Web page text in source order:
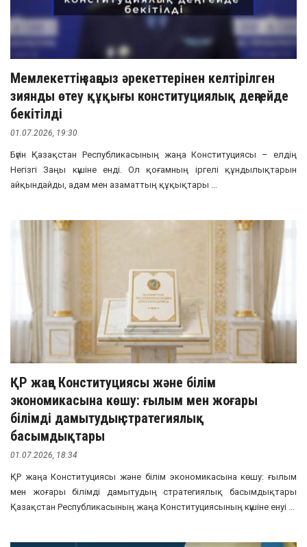
Мемлекеттің заңсыз әрекеттерінен келтірілген
зиянды өтеу құқығы конституциялық деңгейде
бекітілді
01.07.2026, 19:30
Бүгін Қазақстан Республикасының жаңа Конституциясы – елдің
Негізгі Заңы күшіне енді. Ол қоғамның іргелі құндылықтарын
айқындайды, адам мен азаматтың құқықтары ...
ҚР жаңа Конституциясы және білім
экономикасына көшу: ғылым мен жоғары
білімді дамытудың стратегиялық
басымдықтары
01.07.2026, 18:34
ҚР жаңа Конституциясы және білім экономикасына көшу: ғылым
мен жоғары білімді дамытудың стратегиялық басымдықтары
Қазақстан Республикасының жаңа Конституциясының күшіне енуі ...